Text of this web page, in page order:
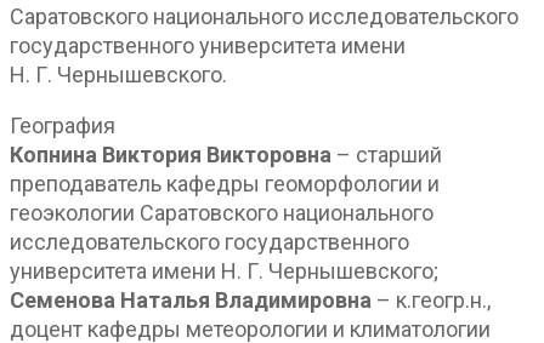
Саратовского национального исследовательского
государственного университета имени
Н. Г. Чернышевского.
География
Копнина Виктория Викторовна – старший
преподаватель кафедры геоморфологии и
геоэкологии Саратовского национального
исследовательского государственного
университета имени Н. Г. Чернышевского;
Семенова Наталья Владимировна – к.геогр.н.,
доцент кафедры метеорологии и климатологии